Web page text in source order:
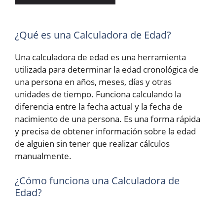
¿Qué es una Calculadora de Edad?
Una calculadora de edad es una herramienta
utilizada para determinar la edad cronológica de
una persona en años, meses, días y otras
unidades de tiempo. Funciona calculando la
diferencia entre la fecha actual y la fecha de
nacimiento de una persona. Es una forma rápida
y precisa de obtener información sobre la edad
de alguien sin tener que realizar cálculos
manualmente.
¿Cómo funciona una Calculadora de
Edad?